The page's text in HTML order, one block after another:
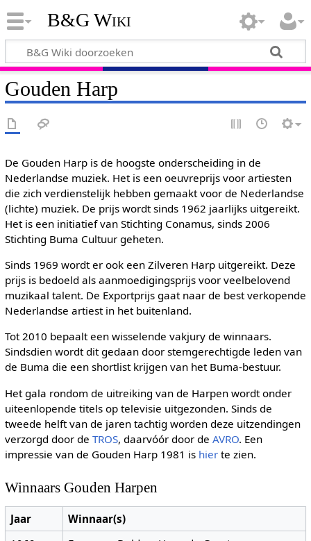
B&G Wiki
Gouden Harp
De Gouden Harp is de hoogste onderscheiding in de
Nederlandse muziek. Het is een oeuvreprijs voor artiesten
die zich verdienstelijk hebben gemaakt voor de Nederlandse
(lichte) muziek. De prijs wordt sinds 1962 jaarlijks uitgereikt.
Het is een initiatief van Stichting Conamus, sinds 2006
Stichting Buma Cultuur geheten.
Sinds 1969 wordt er ook een Zilveren Harp uitgereikt. Deze
prijs is bedoeld als aanmoedigingsprijs voor veelbelovend
muzikaal talent. De Exportprijs gaat naar de best verkopende
Nederlandse artiest in het buitenland.
Tot 2010 bepaalt een wisselende vakjury de winnaars.
Sindsdien wordt dit gedaan door stemgerechtigde leden van
de Buma die een shortlist krijgen van het Buma-bestuur.
Het gala rondom de uitreiking van de Harpen wordt onder
uiteenlopende titels op televisie uitgezonden. Sinds de
tweede helft van de jaren tachtig worden deze uitzendingen
verzorgd door de TROS, daarvóór door de AVRO. Een
impressie van de Gouden Harp 1981 is hierte zien.
Winnaars Gouden Harpen
Jaar
Winnaar(s)